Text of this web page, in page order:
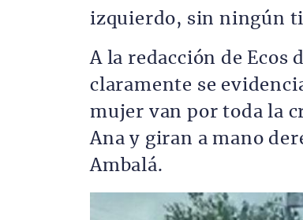
izquierdo, sin ningún
A la redacción de Ecos
claramente se
mujer van por toda la
Ana y giran a mano
Ambalá.